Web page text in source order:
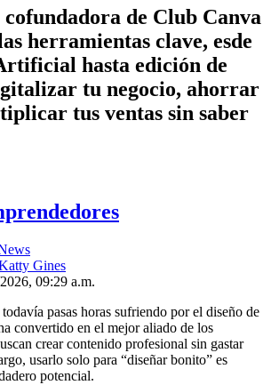
cofundadora de Club Canva
herramientas clave, esde
hasta edición de
tu negocio, ahorrar
tus ventas sin saber
Gines
09:29 a.m.
pasas horas sufriendo por el diseño de
convertido en el mejor aliado de los
crear contenido profesional sin gastar
usarlo solo para “diseñar bonito” es
potencial.